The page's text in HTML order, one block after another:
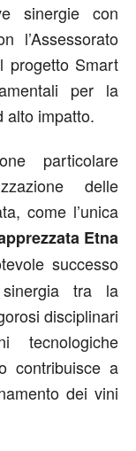
sinergie con
l’Assessorato
progetto Smart
per la
alto impatto.
particolare
delle
come l’unica
Etna
successo
tra la
disciplinari
contribuisce a
dei vini